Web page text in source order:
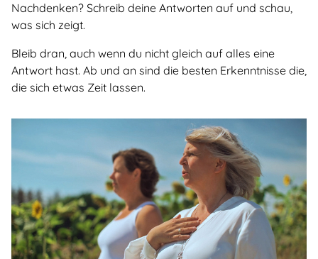
Nachdenken? Schreib deine Antworten auf und schau,
was sich zeigt.
Bleib dran, auch wenn du nicht gleich auf alles eine
Antwort hast. Ab und an sind die besten Erkenntnisse die,
die sich etwas Zeit lassen.